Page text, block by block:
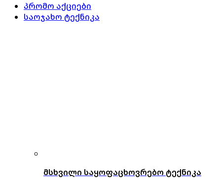
პრომო აქციები
საოჯახო ტექნიკა
მსხვილი საყოფაცხოვრებო ტექნიკა